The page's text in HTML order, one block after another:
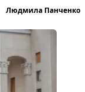
Людмила Панченко